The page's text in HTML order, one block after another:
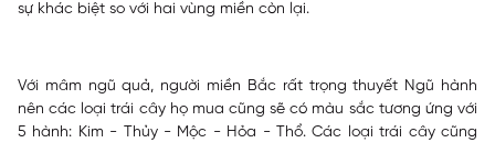
sự khác biệt so với hai vùng miền còn lại.
Với mâm ngũ quả, người miền Bắc rất trọng thuyết Ngũ hành
nên các loại trái cây họ mua cũng sẽ có màu sắc tương ứng với
5 hành: Kim - Thủy - Mộc - Hỏa - Thổ. Các loại trái cây cũng